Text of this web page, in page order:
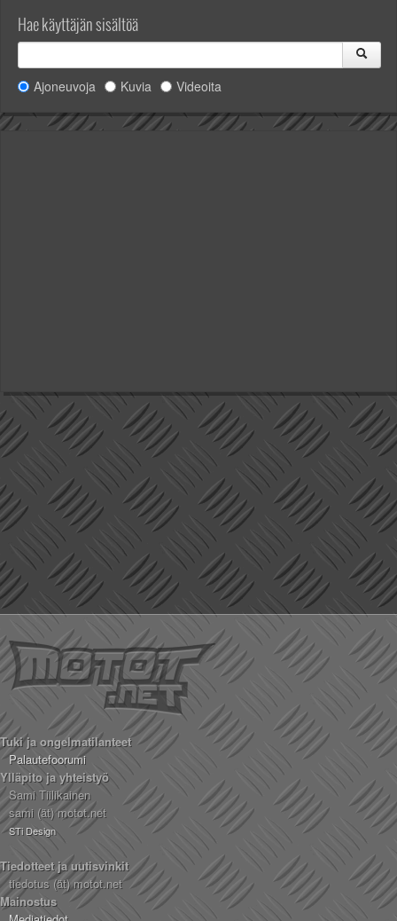
Hae käyttäjän sisältöä
Ajoneuvoja Kuvia Videoita
Tuki ja ongelmatilanteet
Palautefoorumi
Ylläpito ja yhteistyö
Sami Tiilikainen
sami (ät) motot.net
STi Design
Tiedotteet ja uutisvinkit
tiedotus (ät) motot.net
Mainostus